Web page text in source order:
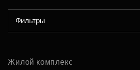
Фильтры
Жилой комплекс